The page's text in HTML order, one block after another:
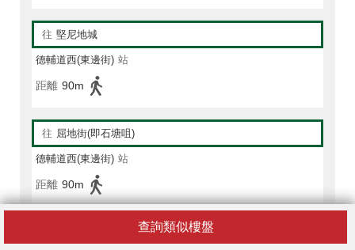
查詢類似樓盤
往 堅尼地城
德輔道西(東邊街) 站
距離 90m
往 屈地街(即石塘咀)
德輔道西(東邊街) 站
距離 90m